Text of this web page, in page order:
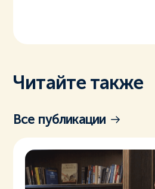
Читайте также
Все публикации